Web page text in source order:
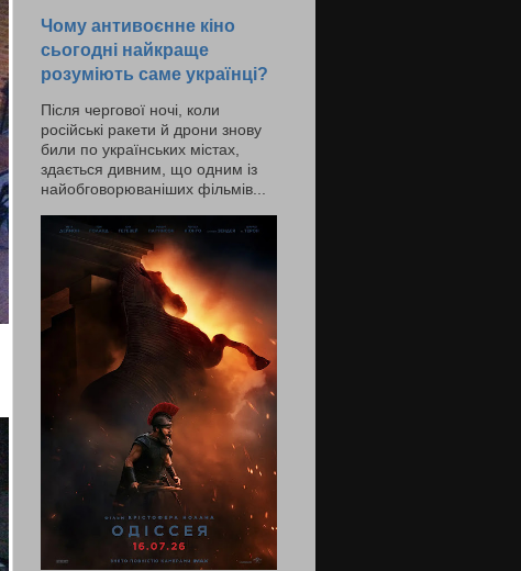
Чому антивоєнне кіно
сьогодні найкраще
розуміють саме українці?
Після чергової ночі, коли
російські ракети й дрони знову
били по українських містах,
здається дивним, що одним із
найобговорюваніших фільмів...